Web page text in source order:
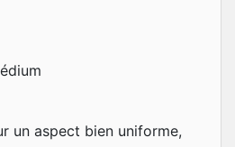
un aspect bien uniforme,